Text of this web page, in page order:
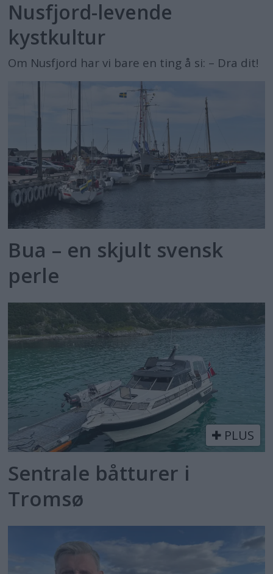
Nusfjord-levende
kystkultur
Om Nusfjord har vi bare en ting å si: – Dra dit!
Bua – en skjult svensk
perle
PLUS
Sentrale båtturer i
Tromsø